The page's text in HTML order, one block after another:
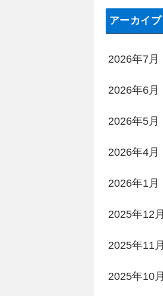
アーカイブ
2026年7月
2026年6月
2026年5月
2026年4月
2026年1月
2025年12月
2025年11月
2025年10月